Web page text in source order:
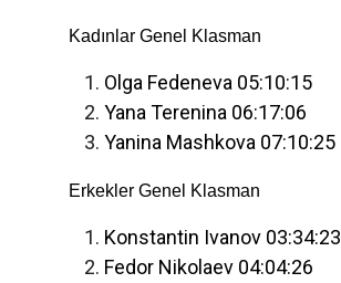
Kadınlar Genel Klasman
Olga Fedeneva 05:10:15
Yana Terenina 06:17:06
Yanina Mashkova 07:10:25
Erkekler Genel Klasman
Konstantin Ivanov 03:34:23
Fedor Nikolaev 04:04:26